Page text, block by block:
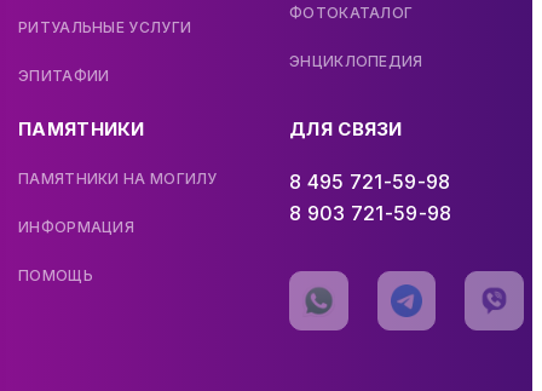
РИТУАЛЬНЫЕ УСЛУГИ
ЭПИТАФИИ
ФОТОКАТАЛОГ
ЭНЦИКЛОПЕДИЯ
ПАМЯТНИКИ
ПАМЯТНИКИ НА МОГИЛУ
ИНФОРМАЦИЯ
ПОМОЩЬ
ДЛЯ СВЯЗИ
8 495 721-59-98
8 903 721-59-98